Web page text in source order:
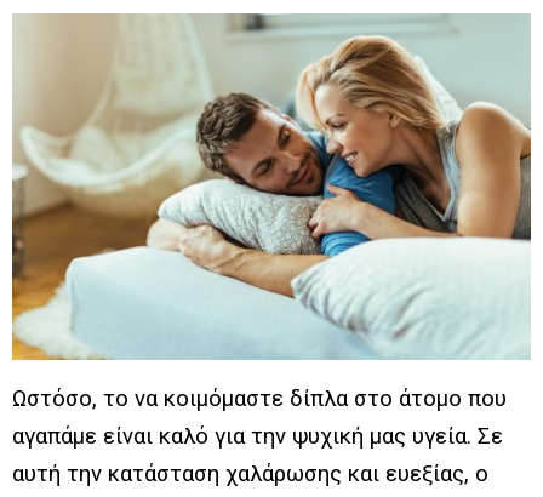
Ωστόσο, το να κοιμόμαστε δίπλα στο άτομο που
αγαπάμε είναι καλό για την ψυχική μας υγεία. Σε
αυτή την κατάσταση χαλάρωσης και ευεξίας, ο